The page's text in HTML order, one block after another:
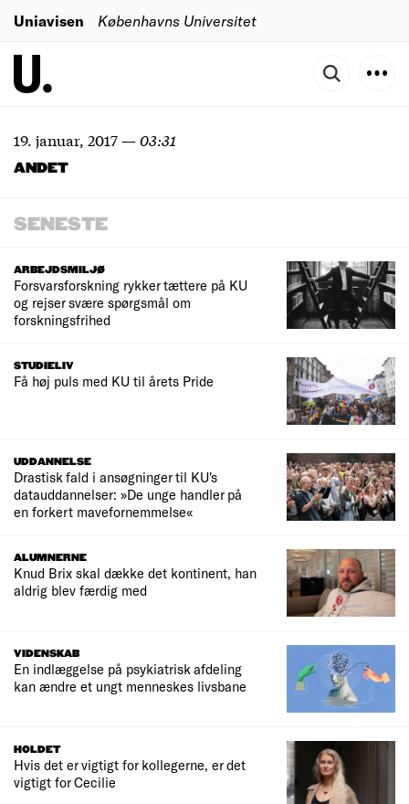
Uniavisen Københavns Universitet
19. januar, 2017—03:31
ANDET
SENESTE
ARBEJDSMILJØ
Forsvarsforskning rykker tættere på KU
og rejser svære spørgsmål om
forskningsfrihed
STUDIELIV
Få høj puls med KU til årets Pride
UDDANNELSE
Drastisk fald i ansøgninger til KU's
datauddannelser: »De unge handler på
en forkert mavefornemmelse«
ALUMNERNE
Knud Brix skal dække det kontinent, han
aldrig blev færdig med
VIDENSKAB
En indlæggelse på psykiatrisk afdeling
kan ændre et ungt menneskes livsbane
HOLDET
Hvis det er vigtigt for kollegerne, er det
vigtigt for Cecilie